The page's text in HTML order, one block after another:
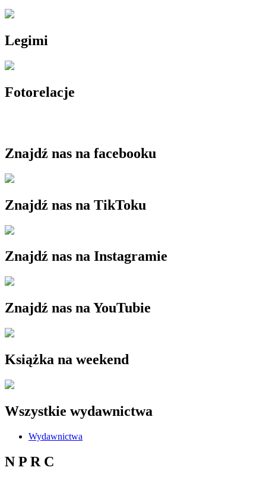
Legimi
Fotorelacje
Znajdź nas na facebooku
Znajdź nas na TikToku
Znajdź nas na Instagramie
Znajdź nas na YouTubie
Książka na weekend
Wszystkie wydawnictwa
Wydawnictwa
N P R C